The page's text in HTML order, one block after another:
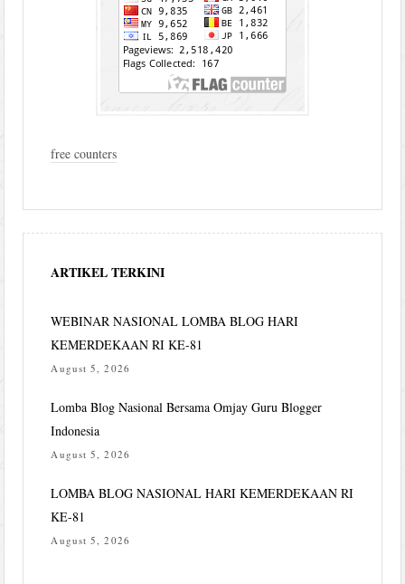
free counters
ARTIKEL TERKINI
WEBINAR NASIONAL LOMBA BLOG HARI
KEMERDEKAAN RI KE-81
August 5, 2026
Lomba Blog Nasional Bersama Omjay Guru Blogger
Indonesia
August 5, 2026
LOMBA BLOG NASIONAL HARI KEMERDEKAAN RI
KE-81
August 5, 2026